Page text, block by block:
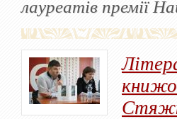
лауреатів премії